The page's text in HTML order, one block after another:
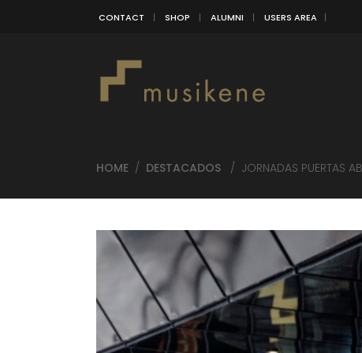
CONTACT SHOP ALUMNI USERS AREA
HOME / DESTACADOS / JORNADAS PUERTAS